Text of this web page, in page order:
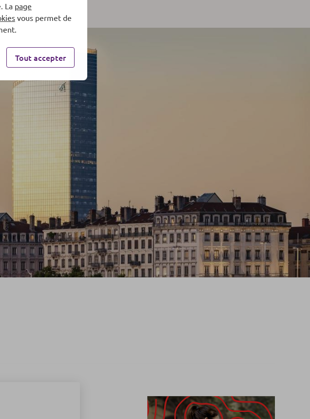
La page
vous permet de
Tout accepter